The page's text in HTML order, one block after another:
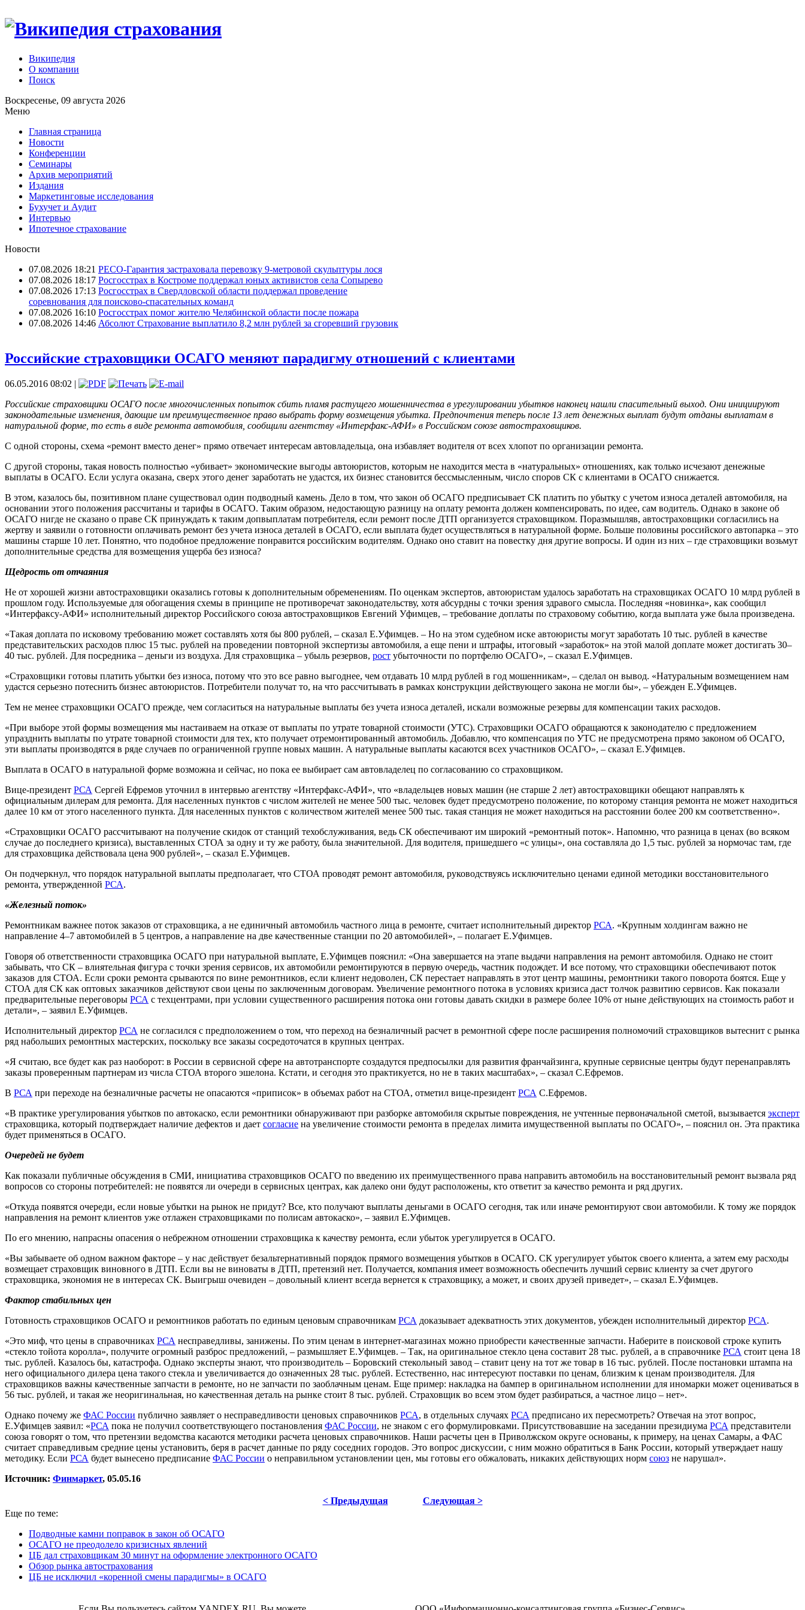
Википедия
О компании
Поиск
Воскресенье, 09 августа 2026
Меню
Главная страница
Новости
Конференции
Семинары
Архив мероприятий
Издания
Маркетинговые исследования
Бухучет и Аудит
Интервью
Ипотечное страхование
Новости
07.08.2026 18:21 РЕСО-Гарантия застраховала перевозку 9-метровой скульптуры лося
07.08.2026 18:17 Росгосстрах в Костроме поддержал юных активистов села Сопырево
07.08.2026 17:13 Росгосстрах в Свердловской области поддержал проведение
соревнования для поисково‑спасательных команд
07.08.2026 16:10 Росгосстрах помог жителю Челябинской области после пожара
07.08.2026 14:46 Абсолют Страхование выплатило 8,2 млн рублей за сгоревший грузовик
Российские страховщики ОСАГО меняют парадигму отношений с клиентами
06.05.2016 08:02 |
Российские страховщики ОСАГО после многочисленных попыток сбить пламя растущего мошенничества в урегулировании убытков наконец нашли спасительный выход. Они инициируют
законодательные изменения, дающие им преимущественное право выбрать форму возмещения убытка. Предпочтения теперь после 13 лет денежных выплат будут отданы выплатам в
натуральной форме, то есть в виде ремонта автомобиля, сообщили агентству «Интерфакс-АФИ» в Российском союзе автостраховщиков.
С одной стороны, схема «ремонт вместо денег» прямо отвечает интересам автовладельца, она избавляет водителя от всех хлопот по организации ремонта.
С другой стороны, такая новость полностью «убивает» экономические выгоды автоюристов, которым не находится места в «натуральных» отношениях, как только исчезают денежные
выплаты в ОСАГО. Если услуга оказана, сверх этого денег заработать не удастся, их бизнес становится бессмысленным, число споров СК с клиентами в ОСАГО снижается.
В этом, казалось бы, позитивном плане существовал один подводный камень. Дело в том, что закон об ОСАГО предписывает СК платить по убытку с учетом износа деталей автомобиля, на
основании этого положения рассчитаны и тарифы в ОСАГО. Таким образом, недостающую разницу на оплату ремонта должен компенсировать, по идее, сам водитель. Однако в законе об
ОСАГО нигде не сказано о праве СК принуждать к таким допвыплатам потребителя, если ремонт после ДТП организуется страховщиком. Поразмышляв, автостраховщики согласились на
жертву и заявили о готовности оплачивать ремонт без учета износа деталей в ОСАГО, если выплата будет осуществляться в натуральной форме. Больше половины российского автопарка – это
машины старше 10 лет. Понятно, что подобное предложение понравится российским водителям. Однако оно ставит на повестку дня другие вопросы. И один из них – где страховщики возьмут
дополнительные средства для возмещения ущерба без износа?
Щедрость от отчаяния
Не от хорошей жизни автостраховщики оказались готовы к дополнительным обременениям. По оценкам экспертов, автоюристам удалось заработать на страховщиках ОСАГО 10 млрд рублей в
прошлом году. Используемые для обогащения схемы в принципе не противоречат законодательству, хотя абсурдны с точки зрения здравого смысла. Последняя «новинка», как сообщил
«Интерфаксу-АФИ» исполнительный директор Российского союза автостраховщиков Евгений Уфимцев, – требование доплаты по страховому событию, когда выплата уже была произведена.
«Такая доплата по исковому требованию может составлять хотя бы 800 рублей, – сказал Е.Уфимцев. – Но на этом судебном иске автоюристы могут заработать 10 тыс. рублей в качестве
представительских расходов плюс 15 тыс. рублей на проведении повторной экспертизы автомобиля, а еще пени и штрафы, итоговый «заработок» на этой малой доплате может достигать 30–
40 тыс. рублей. Для посредника – деньги из воздуха. Для страховщика – убыль резервов, рост убыточности по портфелю ОСАГО», – сказал Е.Уфимцев.
«Страховщики готовы платить убытки без износа, потому что это все равно выгоднее, чем отдавать 10 млрд рублей в год мошенникам», – сделал он вывод. «Натуральным возмещением нам
удастся серьезно потеснить бизнес автоюристов. Потребители получат то, на что рассчитывать в рамках конструкции действующего закона не могли бы», – убежден Е.Уфимцев.
Тем не менее страховщики ОСАГО прежде, чем согласиться на натуральные выплаты без учета износа деталей, искали возможные резервы для компенсации таких расходов.
«При выборе этой формы возмещения мы настаиваем на отказе от выплаты по утрате товарной стоимости (УТС). Страховщики ОСАГО обращаются к законодателю с предложением
упразднить выплаты по утрате товарной стоимости для тех, кто получает отремонтированный автомобиль. Добавлю, что компенсация по УТС не предусмотрена прямо законом об ОСАГО,
эти выплаты производятся в ряде случаев по ограниченной группе новых машин. А натуральные выплаты касаются всех участников ОСАГО», – сказал Е.Уфимцев.
Выплата в ОСАГО в натуральной форме возможна и сейчас, но пока ее выбирает сам автовладелец по согласованию со страховщиком.
Вице-президент РСА Сергей Ефремов уточнил в интервью агентству «Интерфакс-АФИ», что «владельцев новых машин (не старше 2 лет) автостраховщики обещают направлять к
официальным дилерам для ремонта. Для населенных пунктов с числом жителей не менее 500 тыс. человек будет предусмотрено положение, по которому станция ремонта не может находиться
далее 10 км от этого населенного пункта. Для населенных пунктов с количеством жителей менее 500 тыс. такая станция не может находиться на расстоянии более 200 км соответственно».
«Страховщики ОСАГО рассчитывают на получение скидок от станций техобслуживания, ведь СК обеспечивают им широкий «ремонтный поток». Напомню, что разница в ценах (во всяком
случае до последнего кризиса), выставленных СТОА за одну и ту же работу, была значительной. Для водителя, пришедшего «с улицы», она составляла до 1,5 тыс. рублей за нормочас там, где
для страховщика действовала цена 900 рублей», – сказал Е.Уфимцев.
Он подчеркнул, что порядок натуральной выплаты предполагает, что СТОА проводят ремонт автомобиля, руководствуясь исключительно ценами единой методики восстановительного
ремонта, утвержденной РСА.
«Железный поток»
Ремонтникам важнее поток заказов от страховщика, а не единичный автомобиль частного лица в ремонте, считает исполнительный директор РСА. «Крупным холдингам важно не
направление 4–7 автомобилей в 5 центров, а направление на две качественные станции по 20 автомобилей», – полагает Е.Уфимцев.
Говоря об ответственности страховщика ОСАГО при натуральной выплате, Е.Уфимцев пояснил: «Она завершается на этапе выдачи направления на ремонт автомобиля. Однако не стоит
забывать, что СК – влиятельная фигура с точки зрения сервисов, их автомобили ремонтируются в первую очередь, частник подождет. И все потому, что страховщики обеспечивают поток
заказов для СТОА. Если сроки ремонта срываются по вине ремонтников, если клиент недоволен, СК перестает направлять в этот центр машины, ремонтники такого поворота боятся. Еще у
СТОА для СК как оптовых заказчиков действуют свои цены по заключенным договорам. Увеличение ремонтного потока в условиях кризиса даст толчок развитию сервисов. Как показали
предварительные переговоры РСА с техцентрами, при условии существенного расширения потока они готовы давать скидки в размере более 10% от ныне действующих на стоимость работ и
детали», – заявил Е.Уфимцев.
Исполнительный директор РСА не согласился с предположением о том, что переход на безналичный расчет в ремонтной сфере после расширения полномочий страховщиков вытеснит с рынка
ряд набольших ремонтных мастерских, поскольку все заказы сосредоточатся в крупных центрах.
«Я считаю, все будет как раз наоборот: в России в сервисной сфере на автотранспорте создадутся предпосылки для развития франчайзинга, крупные сервисные центры будут перенаправлять
заказы проверенным партнерам из числа СТОА второго эшелона. Кстати, и сегодня это практикуется, но не в таких масштабах», – сказал С.Ефремов.
В РСА при переходе на безналичные расчеты не опасаются «приписок» в объемах работ на СТОА, отметил вице-президент РСА С.Ефремов.
«В практике урегулирования убытков по автокаско, если ремонтники обнаруживают при разборке автомобиля скрытые повреждения, не учтенные первоначальной сметой, вызывается эксперт
страховщика, который подтверждает наличие дефектов и дает согласие на увеличение стоимости ремонта в пределах лимита имущественной выплаты по ОСАГО», – пояснил он. Эта практика
будет применяться в ОСАГО.
Очередей не будет
Как показали публичные обсуждения в СМИ, инициатива страховщиков ОСАГО по введению их преимущественного права направить автомобиль на восстановительный ремонт вызвала ряд
вопросов со стороны потребителей: не появятся ли очереди в сервисных центрах, как далеко они будут расположены, кто ответит за качество ремонта и ряд других.
«Откуда появятся очереди, если новые убытки на рынок не придут? Все, кто получают выплаты деньгами в ОСАГО сегодня, так или иначе ремонтируют свои автомобили. К тому же порядок
направления на ремонт клиентов уже отлажен страховщиками по полисам автокаско», – заявил Е.Уфимцев.
По его мнению, напрасны опасения о небрежном отношении страховщика к качеству ремонта, если убыток урегулируется в ОСАГО.
«Вы забываете об одном важном факторе – у нас действует безальтернативный порядок прямого возмещения убытков в ОСАГО. СК урегулирует убыток своего клиента, а затем ему расходы
возмещает страховщик виновного в ДТП. Если вы не виноваты в ДТП, претензий нет. Получается, компания имеет возможность обеспечить лучший сервис клиенту за счет другого
страховщика, экономия не в интересах СК. Выигрыш очевиден – довольный клиент всегда вернется к страховщику, а может, и своих друзей приведет», – сказал Е.Уфимцев.
Фактор стабильных цен
Готовность страховщиков ОСАГО и ремонтников работать по единым ценовым справочникам РСА доказывает адекватность этих документов, убежден исполнительный директор РСА.
«Это миф, что цены в справочниках РСА несправедливы, занижены. По этим ценам в интернет-магазинах можно приобрести качественные запчасти. Наберите в поисковой строке купить
«стекло тойота королла», получите огромный разброс предложений, – размышляет Е.Уфимцев. – Так, на оригинальное стекло цена составит 28 тыс. рублей, а в справочнике РСА стоит цена 18
тыс. рублей. Казалось бы, катастрофа. Однако эксперты знают, что производитель – Боровский стекольный завод – ставит цену на тот же товар в 16 тыс. рублей. После постановки штампа на
него официального дилера цена такого стекла и увеличивается до означенных 28 тыс. рублей. Естественно, нас интересуют поставки по ценам, близким к ценам производителя. Для
страховщиков важны качественные запчасти в ремонте, но не запчасти по заоблачным ценам. Еще пример: накладка на бампер в оригинальном исполнении для иномарки может оцениваться в
56 тыс. рублей, и такая же неоригинальная, но качественная деталь на рынке стоит 8 тыс. рублей. Страховщик во всем этом будет разбираться, а частное лицо – нет».
Однако почему же ФАС России публично заявляет о несправедливости ценовых справочников РСА, в отдельных случаях РСА предписано их пересмотреть? Отвечая на этот вопрос,
Е.Уфимцев заявил: «РСА пока не получил соответствующего постановления ФАС России, не знаком с его формулировками. Присутствовавшие на заседании президиума РСА представители
союза говорят о том, что претензии ведомства касаются методики расчета ценовых справочников. Наши расчеты цен в Приволжском округе основаны, к примеру, на ценах Самары, а ФАС
считает справедливым средние цены установить, беря в расчет данные по ряду соседних городов. Это вопрос дискуссии, с ним можно обратиться в Банк России, который утверждает нашу
методику. Если РСА будет вынесено предписание ФАС России о неправильном установлении цен, мы готовы его обжаловать, никаких действующих норм союз не нарушал».
Источник: Финмаркет, 05.05.16
< Предыдущая
Следующая >
Еще по теме:
Подводные камни поправок в закон об ОСАГО
ОСАГО не преодолело кризисных явлений
ЦБ дал страховщикам 30 минут на оформление электронного ОСАГО
Обзор рынка автострахования
ЦБ не исключил «коренной смены парадигмы» в ОСАГО